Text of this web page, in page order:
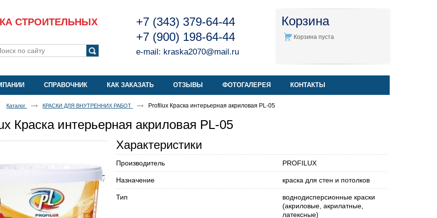
+7 (343) 379-64-44
+7 (900) 198-64-44
e-mail: kraska2070@mail.ru
СТРОИТЕЛЬНЫХ
СПРАВОЧНИК КАК ЗАКАЗАТЬ ОТЗЫВЫ ФОТОГАЛЕРЕЯ КОНТАКТЫ
Корзина
Корзина пуста
Каталог КРАСКИ ДЛЯ ВНУТРЕННИХ РАБОТ Profilux Краска интерьерная акриловая PL-05
Краска интерьерная акриловая PL-05
Характеристики
Производитель PROFILUX
Назначение краска для стен и потолков
Тип
воднодисперсионные краски
(акриловые, акрилатные,
латексные)